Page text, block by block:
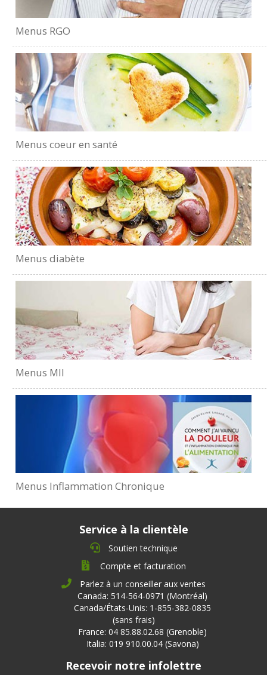
Menus RGO
Menus coeur en santé
Menus diabète
Menus MII
Menus Inflammation Chronique
Service à la clientèle
Soutien technique
Compte et facturation
Parlez à un conseiller aux ventes
Canada: 514-564-0971 (Montréal)
Canada/États-Unis: 1-855-382-0835
(sans frais)
France: 04 85.88.02.68 (Grenoble)
Italia: 019 910.00.04 (Savona)
Recevoir notre infolettre